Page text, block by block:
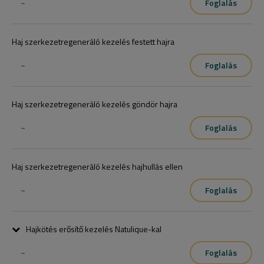
~ Foglalás
Haj szerkezetregeneráló kezelés festett hajra
~
Foglalás
Haj szerkezetregeneráló kezelés göndör hajra
~
Foglalás
Haj szerkezetregeneráló kezelés hajhullás ellen
~
Foglalás
Hajkötés erősítő kezelés Natulique-kal
~
Foglalás